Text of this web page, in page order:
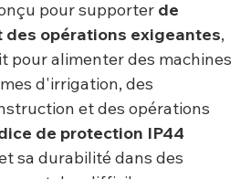
pour supporter de
des opérations exigeantes,
pour alimenter des machines
d'irrigation, des
et des opérations
de protection IP44
sa durabilité dans des